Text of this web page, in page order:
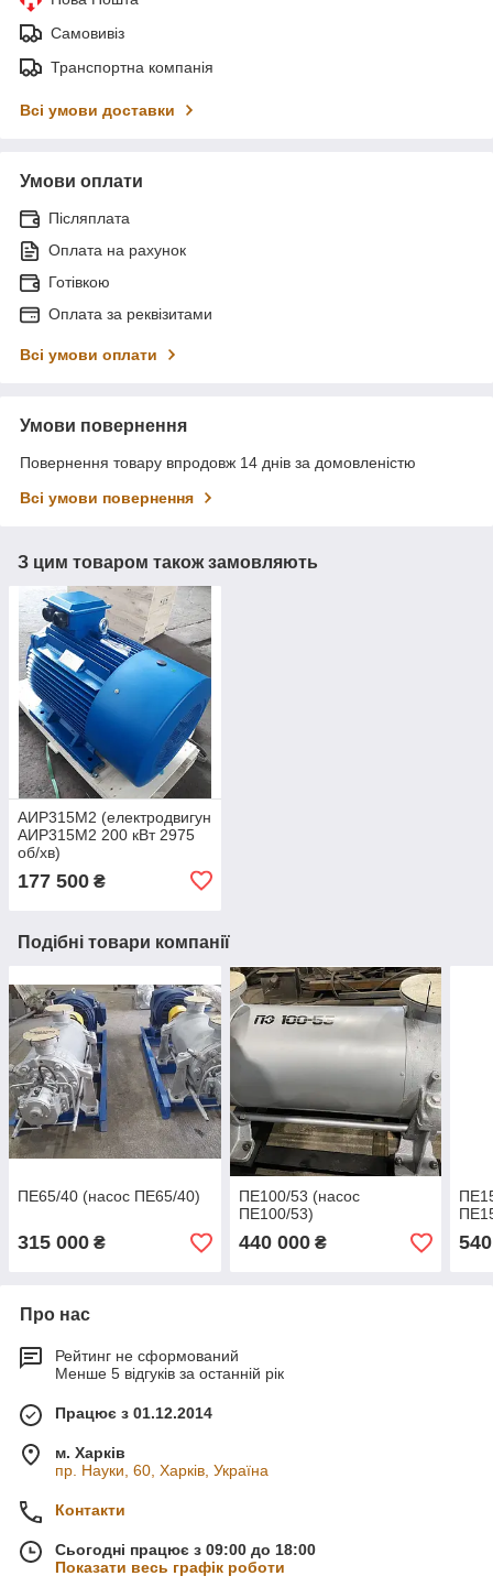
Самовивіз
Транспортна компанія
Всі умови доставки
Умови оплати
Післяплата
Оплата на рахунок
Готівкою
Оплата за реквізитами
Всі умови оплати
Умови повернення
Повернення товару впродовж 14 днів за домовленістю
Всі умови повернення
З цим товаром також замовляють
АИР315М2 (електродвигун
АИР315М2 200 кВт 2975
об/хв)
177 500 ₴
Подібні товари компанії
ПЕ65/40 (насос ПЕ65/40)
315 000 ₴
ПЕ100/53 (насос
ПЕ100/53)
440 000₴
Про нас
Рейтинг не сформований
Менше 5 відгуків за останній рік
Працює з 01.12.2014
м. Харків
пр. Науки, 60, Харків, Україна
Контакти
Сьогодні працює з 09:00 до 18:00
Показати весь графік роботи